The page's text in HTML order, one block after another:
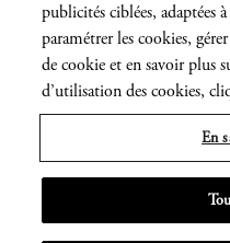
Langue
actuelle
| EN
Presse
Privatisation
publicités ciblées, adaptées
paramétrer les cookies,
de cookie et en savoir plus
d’utilisation des cookies,
En